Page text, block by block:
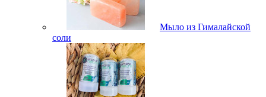
Мыло из Гималайской
соли